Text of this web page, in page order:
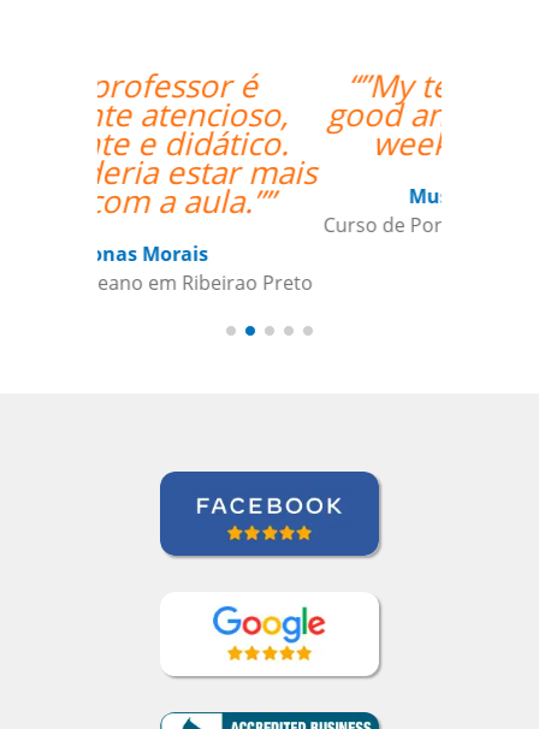
“”My teacher is very
good and I had a great
week with her!””
Mustafa Hussain
Curso de Português em São Jose dos